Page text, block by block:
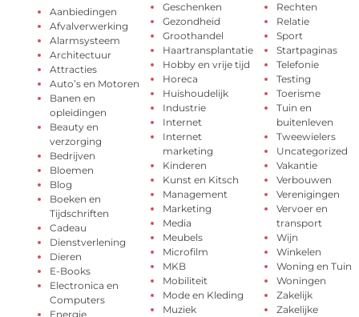
Aanbiedingen
Afvalverwerking
Alarmsysteem
Architectuur
Attracties
Auto’s en Motoren
Banen en
opleidingen
Beauty en
verzorging
Bedrijven
Bloemen
Blog
Boeken en
Tijdschriften
Cadeau
Dienstverlening
Dieren
E-Books
Electronica en
Computers
Energie
Geschenken
Gezondheid
Groothandel
Haartransplantatie
Hobby en vrije tijd
Horeca
Huishoudelijk
Industrie
Internet
Internet
marketing
Kinderen
Kunst en Kitsch
Management
Marketing
Media
Meubels
Microfilm
MKB
Mobiliteit
Mode en Kleding
Muziek
Rechten
Relatie
Sport
Startpaginas
Telefonie
Testing
Toerisme
Tuin en
buitenleven
Tweewielers
Uncategorized
Vakantie
Verbouwen
Verenigingen
Vervoer en
transport
Wijn
Winkelen
Woning en Tuin
Woningen
Zakelijk
Zakelijke